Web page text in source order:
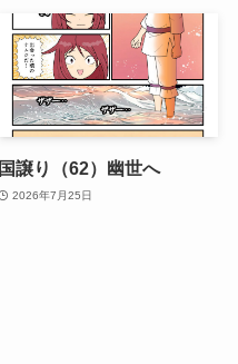
国譲り（62）幽世へ
2026年7月25日